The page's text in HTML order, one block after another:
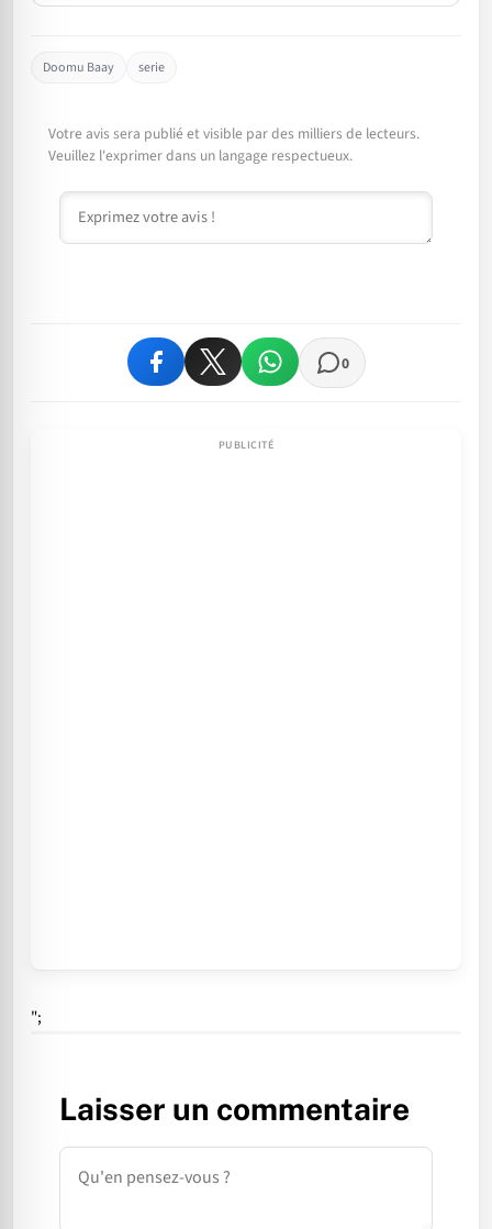
Doomu Baay serie
Votre avis sera publié et visible par des milliers de lecteurs.
Veuillez l'exprimer dans un langage respectueux.
Commentaire
0
";
Laisser un commentaire
Commentaire